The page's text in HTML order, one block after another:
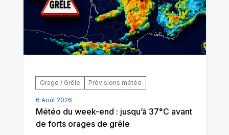
Orage / Grêle Prévisions météo
6 Août 2026
Météo du week-end : jusqu’à 37°C avant
de forts orages de grêle